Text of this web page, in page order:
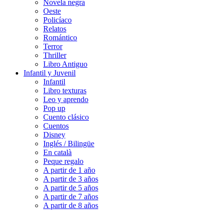
Novela negra
Oeste
Policíaco
Relatos
Romántico
Terror
Thriller
Libro Antiguo
Infantil y Juvenil
Infantil
Libro texturas
Leo y aprendo
Pop up
Cuento clásico
Cuentos
Disney
Inglés / Bilingüe
En català
Peque regalo
A partir de 1 año
A partir de 3 años
A partir de 5 años
A partir de 7 años
A partir de 8 años